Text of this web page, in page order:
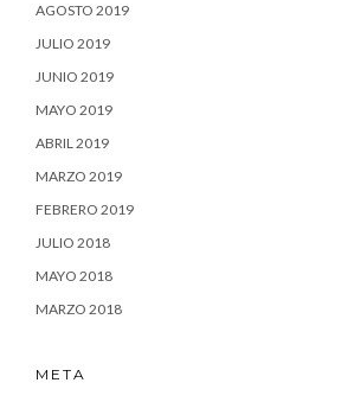
AGOSTO 2019
JULIO 2019
JUNIO 2019
MAYO 2019
ABRIL 2019
MARZO 2019
FEBRERO 2019
JULIO 2018
MAYO 2018
MARZO 2018
META